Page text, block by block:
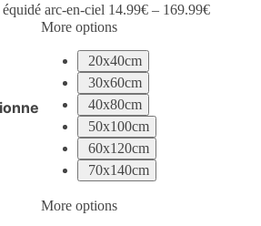
arc-en-ciel 14.99€ – 169.99€
More options
20x40cm
30x60cm
40x80cm
50x100cm
60x120cm
70x140cm
More options